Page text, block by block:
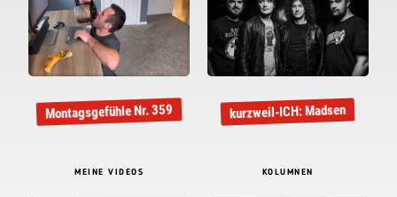
Montagsgefühle Nr. 359 kurzweil-ICH: Madsen
MEINE VIDEOS KOLUMNEN